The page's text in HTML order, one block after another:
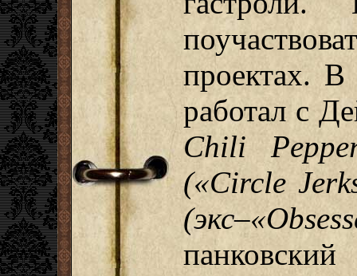
проектах.
работал с
Chili
(«Circle